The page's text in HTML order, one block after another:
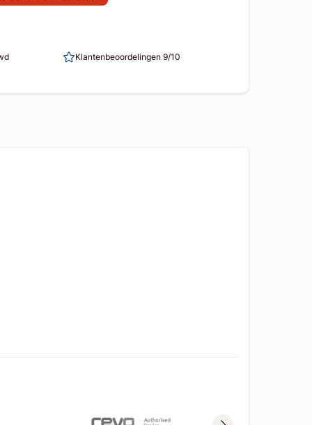
Klantenbeoordelingen 9/10